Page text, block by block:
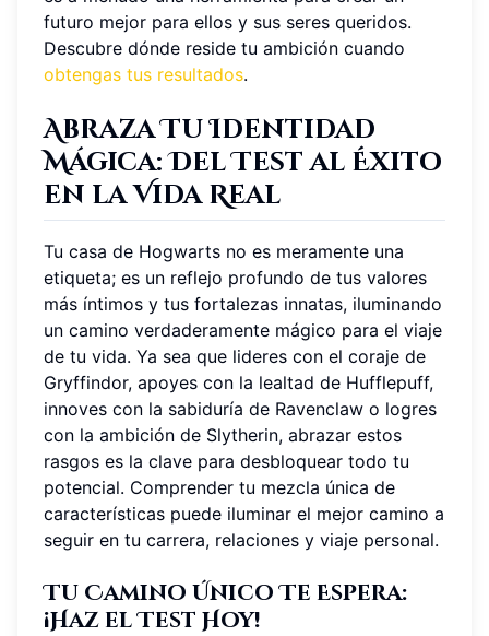
futuro mejor para ellos y sus seres queridos.
Descubre dónde reside tu ambición cuando
obtengas tus resultados.
Abraza Tu Identidad
Mágica: Del Test al Éxito
en la Vida Real
Tu casa de Hogwarts no es meramente una
etiqueta; es un reflejo profundo de tus valores
más íntimos y tus fortalezas innatas, iluminando
un camino verdaderamente mágico para el viaje
de tu vida. Ya sea que lideres con el coraje de
Gryffindor, apoyes con la lealtad de Hufflepuff,
innoves con la sabiduría de Ravenclaw o logres
con la ambición de Slytherin, abrazar estos
rasgos es la clave para desbloquear todo tu
potencial. Comprender tu mezcla única de
características puede iluminar el mejor camino a
seguir en tu carrera, relaciones y viaje personal.
Tu Camino Único Te Espera:
¡Haz el Test Hoy!